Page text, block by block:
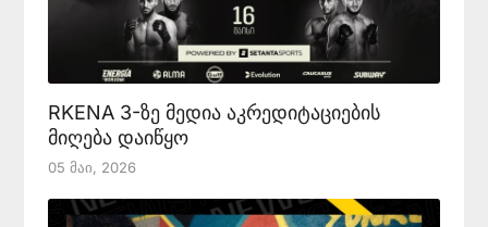
RKENA 3-ზე მედია აკრედიტაციების
მიღება დაიწყო
05 Მაი, 2026